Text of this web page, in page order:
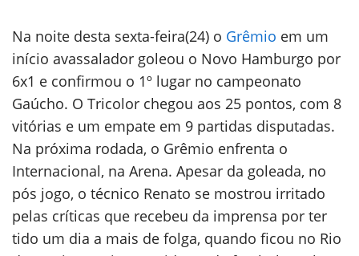
Na noite desta sexta-feira(24) o Grêmio em um
início avassalador goleou o Novo Hamburgo por
6x1 e confirmou o 1º lugar no campeonato
Gaúcho. O Tricolor chegou aos 25 pontos, com 8
vitórias e um empate em 9 partidas disputadas.
Na próxima rodada, o Grêmio enfrenta o
Internacional, na Arena. Apesar da goleada, no
pós jogo, o técnico Renato se mostrou irritado
pelas críticas que recebeu da imprensa por ter
tido um dia a mais de folga, quando ficou no Rio